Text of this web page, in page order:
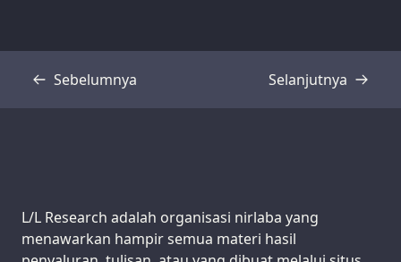
Sebelumnya
Transkrip Selanjutnya
Transkrip
Support us:
L/L Research adalah organisasi nirlaba yang
menawarkan hampir semua materi hasil